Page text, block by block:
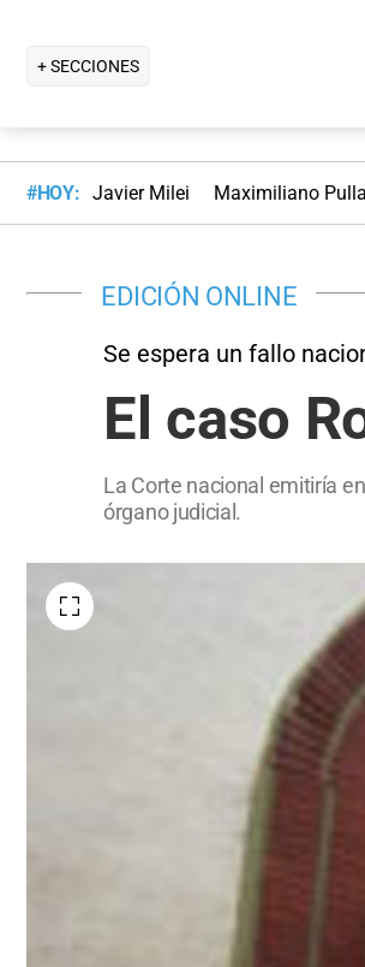
+ SECCIONES
#HOY: Javier Milei Maximiliano
EDICIÓN ONLINE
Se espera un fallo
El caso
La Corte nacional emitiría
órgano judicial.